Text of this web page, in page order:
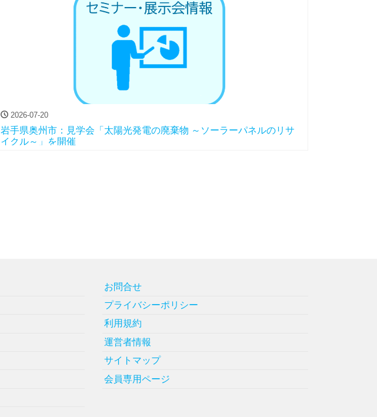
2026-07-20
岩手県奥州市：見学会「太陽光発電の廃棄物 ～ソーラーパネルのリサ
イクル～」を開催
お問合せ
プライバシーポリシー
利用規約
運営者情報
サイトマップ
会員専用ページ